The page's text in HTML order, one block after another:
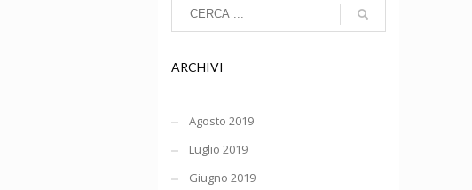
ARCHIVI
Agosto 2019
Luglio 2019
Giugno 2019